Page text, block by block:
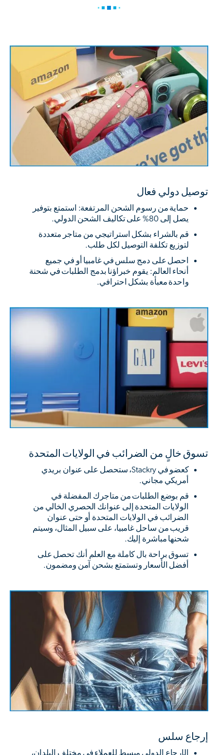
توصيل دولي فعال
حماية من رسوم الشحن المرتفعة: استمتع بتوفير
يصل إلى 80% على تكاليف الشحن الدولي.
قم بالشراء بشكل استراتيجي من متاجر متعددة
لتوزيع تكلفة التوصيل لكل طلب.
احصل على دمج سلس في غامبيا أو في جميع
أنحاء العالم: يقوم خبراؤنا بدمج الطلبات في شحنة
واحدة معبأة بشكل احترافي.
تسوق خالٍ من الضرائب في الولايات المتحدة
كعضو في Stackry، ستحصل على عنوان بريدي
أمريكي مجاني.
قم بوضع الطلبات من متاجرك المفضلة في
الولايات المتحدة إلى عنوانك الحصري الخالي من
الضرائب في الولايات المتحدة أو حتى عنوان
قريب من ساحل غامبيا، على سبيل المثال، وسيتم
شحنها مباشرة إليك.
تسوق براحة بال كاملة مع العلم أنك تحصل على
أفضل الأسعار وتستمتع بشحن آمن ومضمون.
إرجاع سلس
الإرجاع الدولي مبسط للعملاء في مختلف البلدان،